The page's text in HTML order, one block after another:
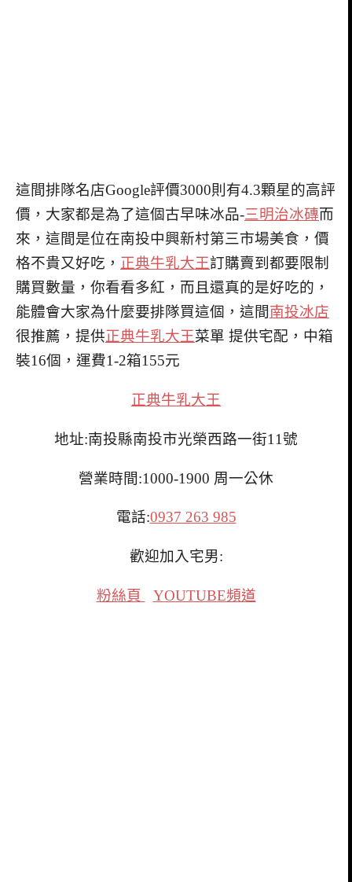
這間排隊名店Google評價3000則有4.3顆星的高評
價，大家都是為了這個古早味冰品-三明治冰磚而
來，這間是位在南投中興新村第三市場美食，價
格不貴又好吃， 正典牛乳大王訂購賣到都要限制
購買數量，你看看多紅，而且還真的是好吃的，
能體會大家為什麼要排隊買這個，這間南投冰店
很推薦，提供正典牛乳大王菜單 提供宅配， 中箱
裝16個，運費1-2箱155元
正典牛乳大王
地址:南投縣南投市光榮西路一街11號
營業時間:1000-1900 周一公休
電話:0937 263 985
歡迎加入宅男:
粉絲頁 YOUTUBE頻道